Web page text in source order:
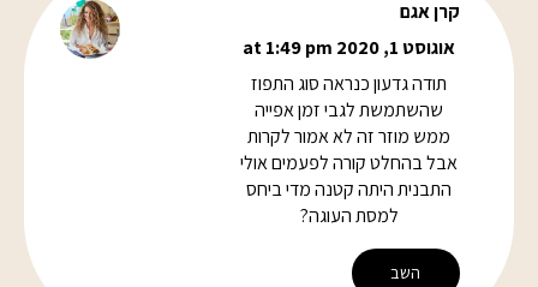
קרן אגם
אוגוסט 1, 2020 at 1:49 pm
תודה גדעון כנראה סוג התפוז
שהשתמשת לגבי זמן אפייה
ממש מוזר זה לא אמור לקרות
אבל בהחלט קורה לפעמים אולי
התבנית היתה קטנה מדי ביחס
למסת העוגה?
השב